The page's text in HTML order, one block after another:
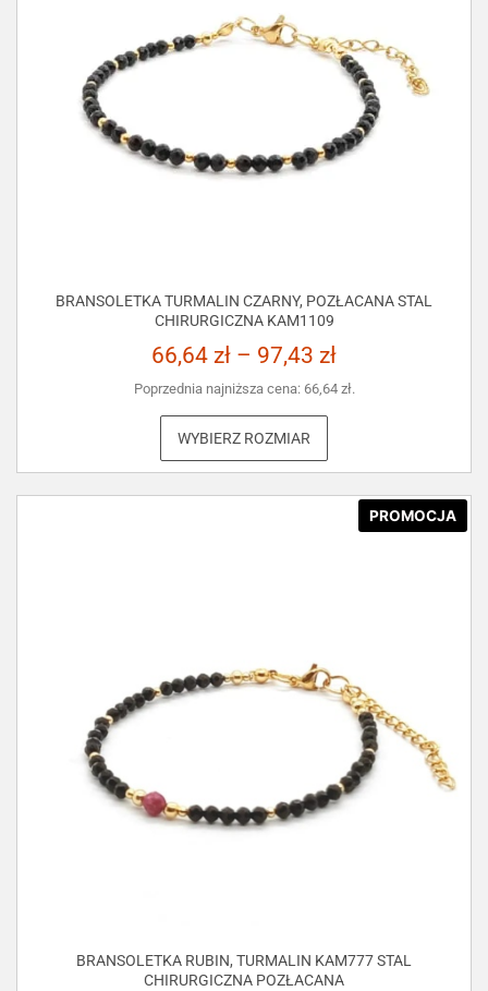
BRANSOLETKA TURMALIN CZARNY, POZŁACANA STAL
CHIRURGICZNA KAM1109
66,64 zł – 97,43 zł
Poprzednia najniższa cena: 66,64 zł.
WYBIERZ ROZMIAR
PROMOCJA
BRANSOLETKA RUBIN, TURMALIN KAM777 STAL
CHIRURGICZNA POZŁACANA